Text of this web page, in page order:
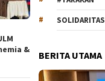
&
SOLIDARITAS
BERITA UTAMA